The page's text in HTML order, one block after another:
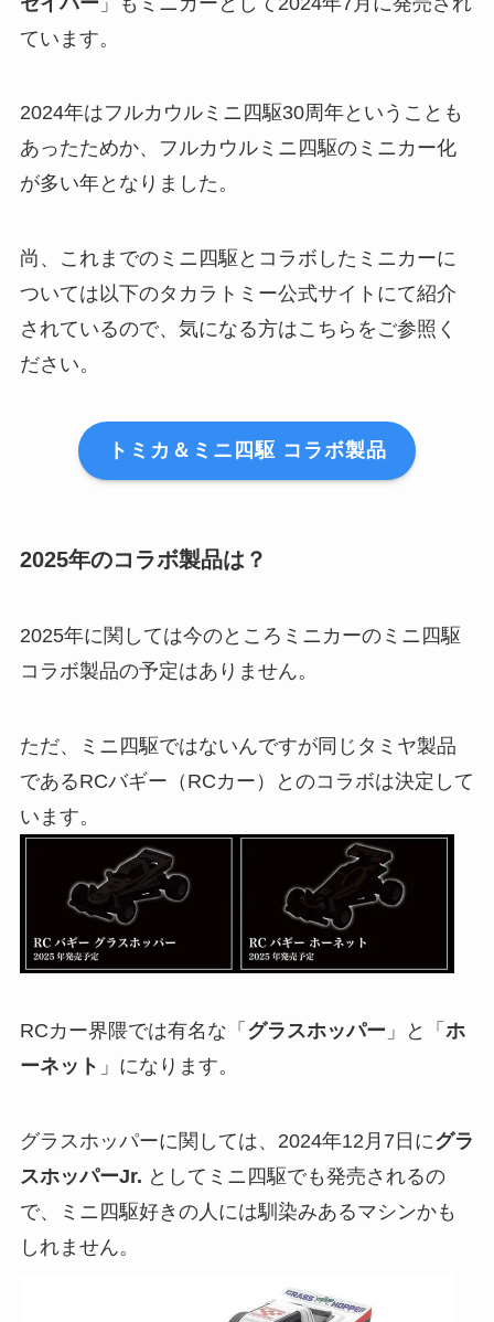
ています。
2024年はフルカウルミニ四駆30周年ということも
あったためか、フルカウルミニ四駆のミニカー化
が多い年となりました。
尚、これまでのミニ四駆とコラボしたミニカーに
ついては以下のタカラトミー公式サイトにて紹介
されているので、気になる方はこちらをご参照く
ださい。
トミカ＆ミニ四駆 コラボ製品
2025年のコラボ製品は？
2025年に関しては今のところミニカーのミニ四駆
コラボ製品の予定はありません。
ただ、ミニ四駆ではないんですが同じタミヤ製品
であるRCバギー（RCカー）とのコラボは決定して
います。
RCカー界隈では有名な「 グラスホッパー 」と「 ホ
ーネット 」になります。
グラスホッパーに関しては、2024年12月7日にグラ
スホッパーJr. としてミニ四駆でも発売されるの
で、ミニ四駆好きの人には馴染みあるマシンかも
しれません。